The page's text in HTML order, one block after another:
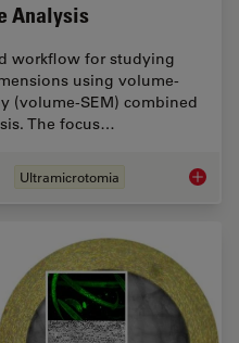
Analysis
workflow for studying
using volume-
(volume-SEM) combined
The focus…
Ultramicrotomia Volume